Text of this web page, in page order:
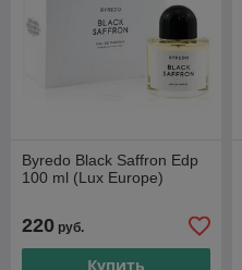
Byredo Black Saffron Edp
100 ml (Lux Europe)
220 руб.
Купить